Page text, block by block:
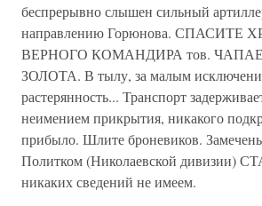
беспрерывно слышен сильный
направлению Горюнова. СПАСИТЕ
ВЕРНОГО КОМАНДИРА тов.
ЗОЛОТА. В тылу, за малым
растерянность... Транспорт
неимением прикрытия, никакого
прибыло. Шлите броневиков.
Политком (Николаевской дивизии)
никаких сведений не имеем.